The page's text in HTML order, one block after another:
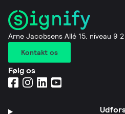
Arne Jacobsens Allé 15, niveau 9
Kontakt os
Følg os